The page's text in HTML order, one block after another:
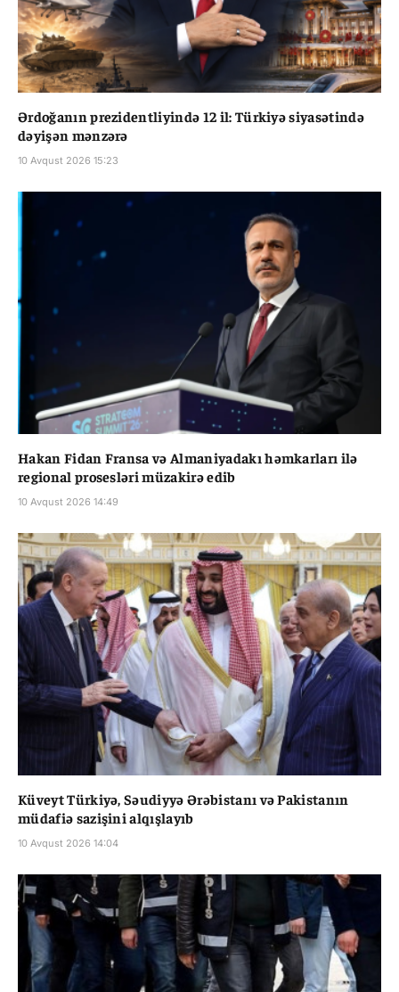
Ərdoğanın prezidentliyində 12 il: Türkiyə siyasətində
dəyişən mənzərə
10 Avqust 2026 15:23
Hakan Fidan Fransa və Almaniyadakı həmkarları ilə
regional prosesləri müzakirə edib
10 Avqust 2026 14:49
Küveyt Türkiyə, Səudiyyə Ərəbistanı və Pakistanın
müdafiə sazişini alqışlayıb
10 Avqust 2026 14:04